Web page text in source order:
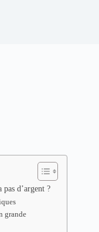
d’argent ?
grande